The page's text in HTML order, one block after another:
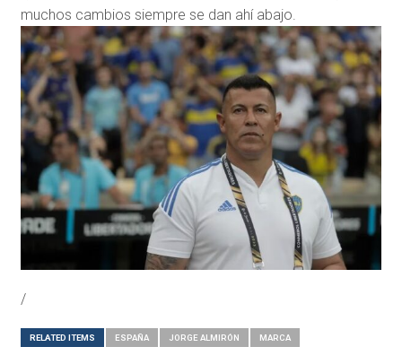
muchos cambios siempre se dan ahí abajo.
/
RELATED ITEMS ESPAÑA JORGE ALMIRÓN MARCA